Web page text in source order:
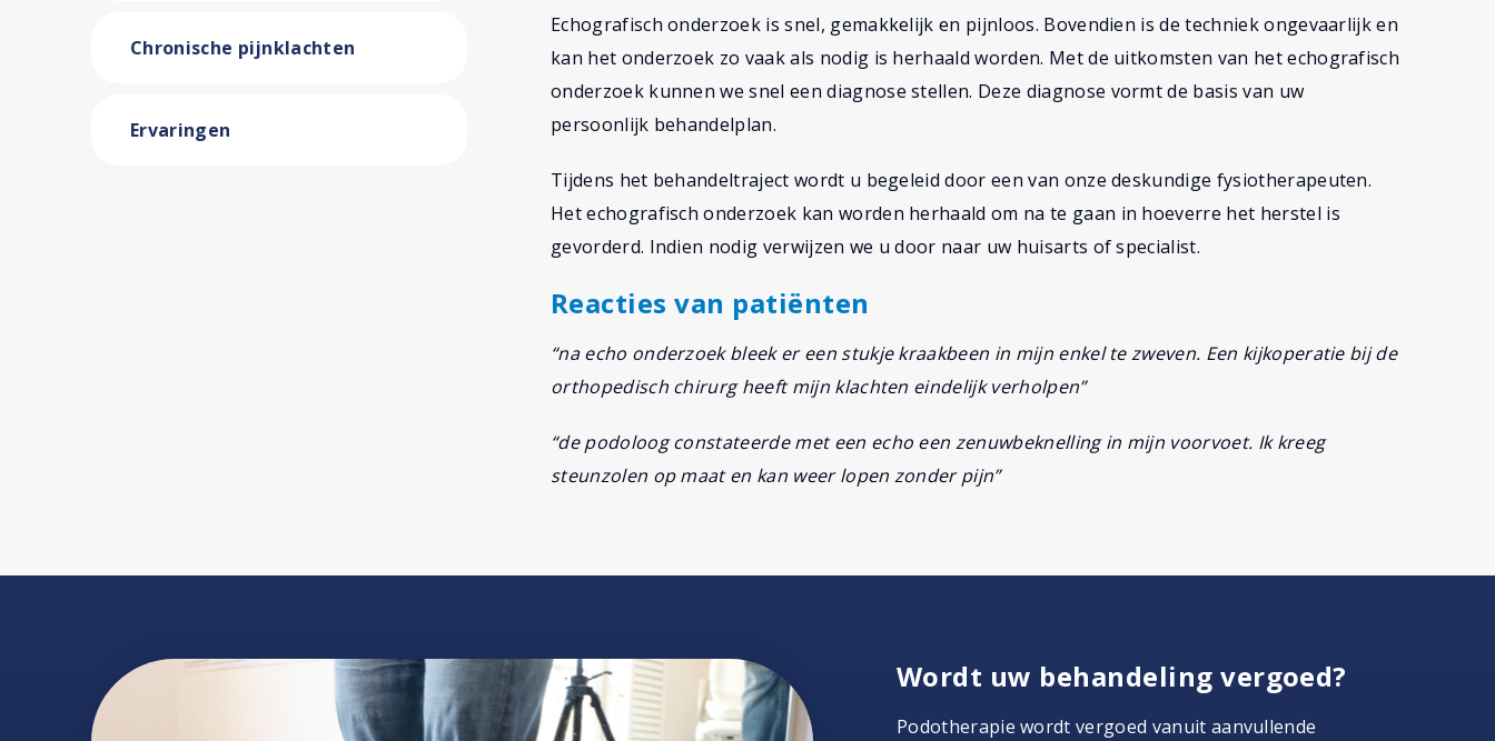
Chronische pijnklachten
Ervaringen
Echografisch onderzoek is snel, gemakkelijk en pijnloos. Bovendien is de techniek ongevaarlijk en
kan het onderzoek zo vaak als nodig is herhaald worden. Met de uitkomsten van het echografisch
onderzoek kunnen we snel een diagnose stellen. Deze diagnose vormt de basis van uw
persoonlijk behandelplan.
Tijdens het behandeltraject wordt u begeleid door een van onze deskundige fysiotherapeuten.
Het echografisch onderzoek kan worden herhaald om na te gaan in hoeverre het herstel is
gevorderd. Indien nodig verwijzen we u door naar uw huisarts of specialist.
Reacties van patiënten
“na echo onderzoek bleek er een stukje kraakbeen in mijn enkel te zweven. Een kijkoperatie bij de
orthopedisch chirurg heeft mijn klachten eindelijk verholpen”
“de podoloog constateerde met een echo een zenuwbeknelling in mijn voorvoet. Ik kreeg
steunzolen op maat en kan weer lopen zonder pijn”
Wordt uw behandeling vergoed?
Podotherapie wordt vergoed vanuit aanvullende